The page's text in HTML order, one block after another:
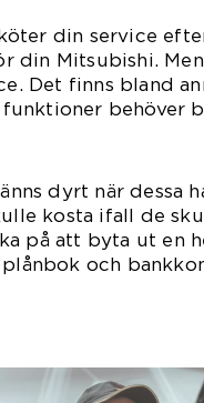
din service
din Mitsubishi.
Det finns bland
behöver
dyrt när dessa
kosta ifall de
på att byta ut en
och